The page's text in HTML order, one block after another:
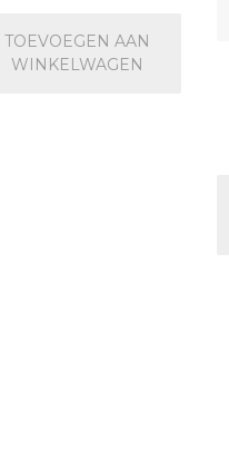
TOEVOEGEN AAN
WINKELWAGEN